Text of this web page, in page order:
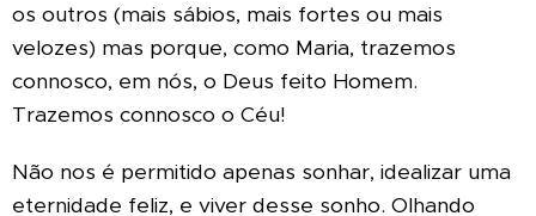
os outros (mais sábios, mais fortes ou mais
velozes) mas porque, como Maria, trazemos
connosco, em nós, o Deus feito Homem.
Trazemos connosco o Céu!
Não nos é permitido apenas sonhar, idealizar uma
eternidade feliz, e viver desse sonho. Olhando